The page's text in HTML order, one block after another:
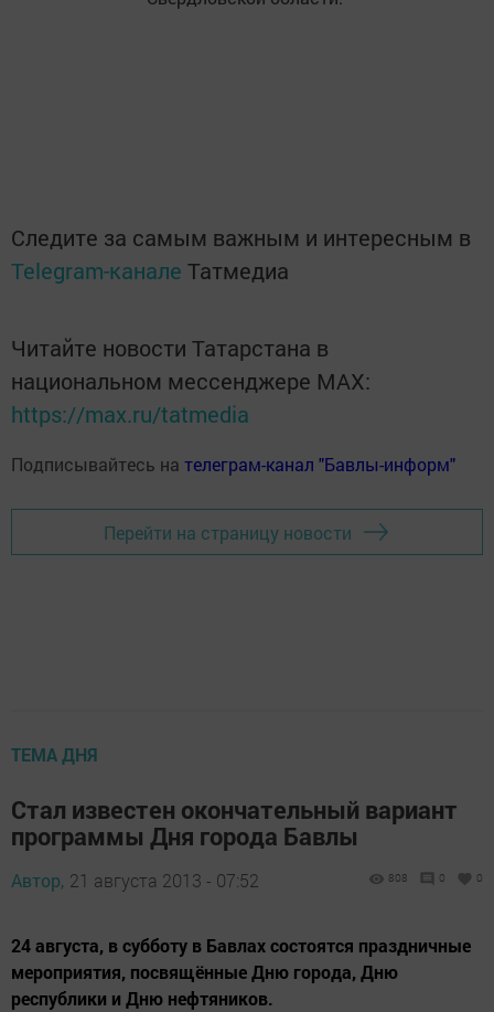
Следите за самым важным и интересным в
Telegram-канале Татмедиа
Читайте новости Татарстана в
национальном мессенджере MАХ:
https://max.ru/tatmedia
Подписывайтесь на телеграм-канал "Бавлы-информ"
Перейти на страницу новости
ТЕМА ДНЯ
Стал известен окончательный вариант
программы Дня города Бавлы
Автор, 21 августа 2013 - 07:52 808 0 0
24 августа, в субботу в Бавлах состоятся праздничные
мероприятия, посвящённые Дню города, Дню
республики и Дню нефтяников.